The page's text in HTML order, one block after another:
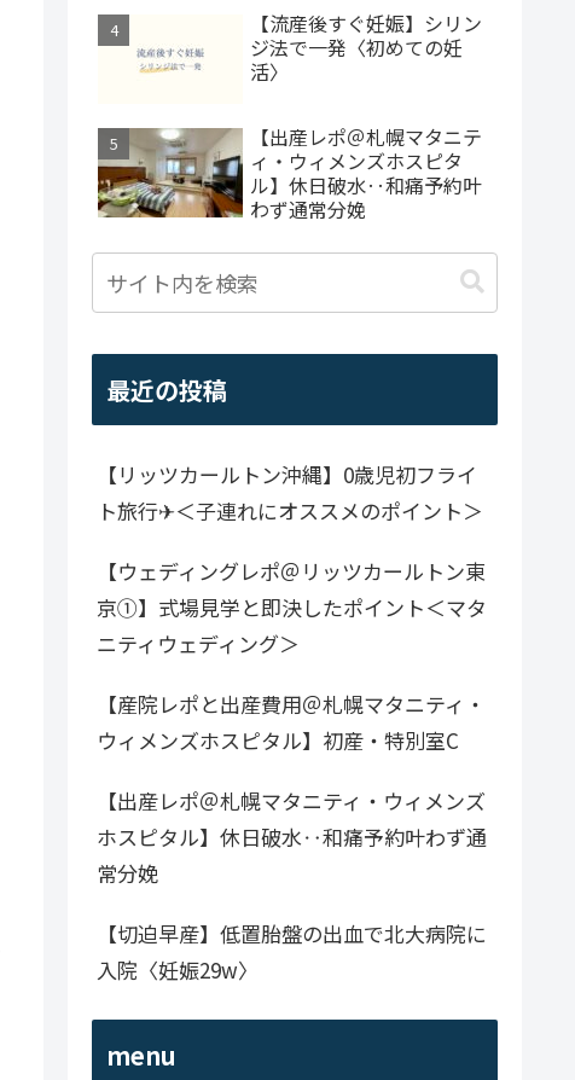
【流産後すぐ妊娠】シリン
ジ法で一発〈初めての妊
活〉
【出産レポ＠札幌マタニテ
ィ・ウィメンズホスピタ
ル】休日破水‥和痛予約叶
わず通常分娩
最近の投稿
【リッツカールトン沖縄】0歳児初フライ
ト旅行✈＜子連れにオススメのポイント＞
【ウェディングレポ＠リッツカールトン東
京①】式場見学と即決したポイント＜マタ
ニティウェディング＞
【産院レポと出産費用＠札幌マタニティ・
ウィメンズホスピタル】初産・特別室C
【出産レポ＠札幌マタニティ・ウィメンズ
ホスピタル】休日破水‥和痛予約叶わず通
常分娩
【切迫早産】低置胎盤の出血で北大病院に
入院〈妊娠29w〉
menu